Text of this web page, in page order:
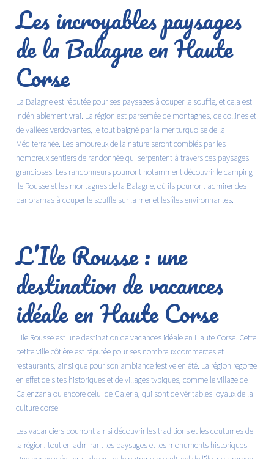
Les incroyables paysages
de la Balagne en Haute
Corse
La Balagne est réputée pour ses paysages à couper le souffle, et cela est
indéniablement vrai. La région est parsemée de montagnes, de collines et
de vallées verdoyantes, le tout baigné par la mer turquoise de la
Méditerranée. Les amoureux de la nature seront comblés par les
nombreux sentiers de randonnée qui serpentent à travers ces paysages
grandioses. Les randonneurs pourront notamment découvrir lecamping
Ile Rousseet les montagnes de la Balagne, où ils pourront admirer des
panoramas à couper le souffle sur la mer et les îles environnantes.
L’Ile Rousse : une
destination de vacances
idéale en Haute Corse
L’Ile Rousse est une destination de vacances idéale en Haute Corse. Cette
petite ville côtière est réputée pour ses nombreux commerces et
restaurants, ainsi que pour son ambiance festive en été. La région regorge
en effet de sites historiques et de villages typiques, comme le village de
Calenzana ou encore celui de Galeria, qui sont de véritables joyaux de la
culture corse.
Les vacanciers pourront ainsi découvrir les traditions et les coutumes de
la région, tout en admirant les paysages et les monuments historiques.